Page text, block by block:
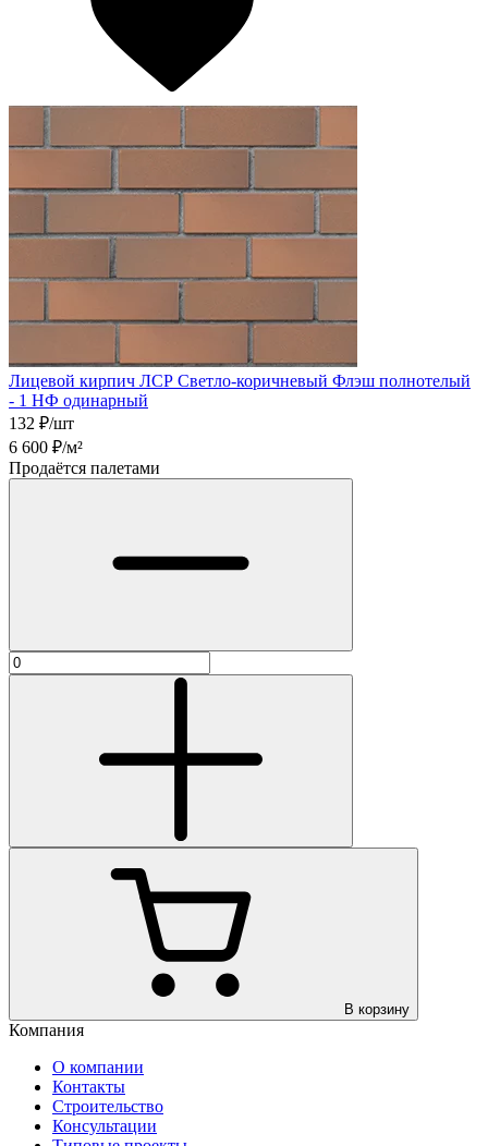
Лицевой кирпич ЛСР Светло-коричневый Флэш полнотелый
- 1 НФ одинарный
132 ₽/шт
6 600 ₽/м²
Продаётся палетами
В корзину
Компания
О компании
Контакты
Строительство
Консультации